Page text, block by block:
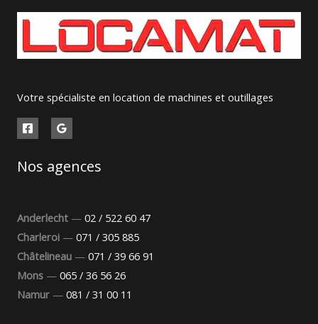
Votre spécialiste en location de machines et outillages
Nos agences
Anderlecht — 02 / 522 60 47
Charleroi — 071 / 305 885
Châtelineau — 071 / 39 66 91
Mons — 065 / 36 56 26
Namur — 081 / 31 00 11